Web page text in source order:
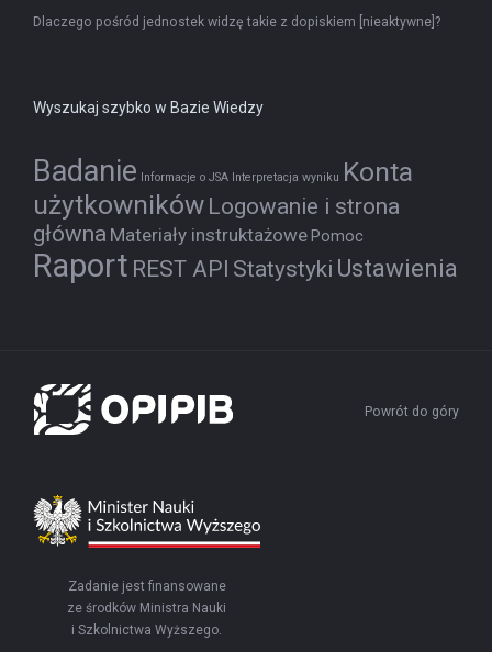
Dlaczego pośród jednostek widzę takie z dopiskiem [nieaktywne]?
Wyszukaj szybko w Bazie Wiedzy
Badanie Informacje o JSA Interpretacja wyniku Konta
użytkowników Logowanie i strona
główna Materiały instruktażowe Pomoc
Raport REST API Statystyki Ustawienia
Zadanie jest finansowane
ze środków Ministra Nauki
i Szkolnictwa Wyższego.
Powrót do góry